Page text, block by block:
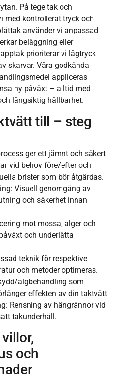
På tegeltak och
med kontrollerat tryck och
använder vi anpassad
beläggning eller
prioriterar vi lågtryck
skarvar. Våra godkända
appliceras
ny påväxt – alltid med
långsiktig hållbarhet.
till – steg
ger ett jämnt och säkert
vid behov före/efter och
brister som bör åtgärdas.
Visuell genomgång av
och säkerhet innan
mot mossa, alger och
och underlätta
teknik för respektive
och metoder optimeras.
algbehandling som
effekten av din taktvätt.
Rensning av hängrännor vid
takunderhåll.
och